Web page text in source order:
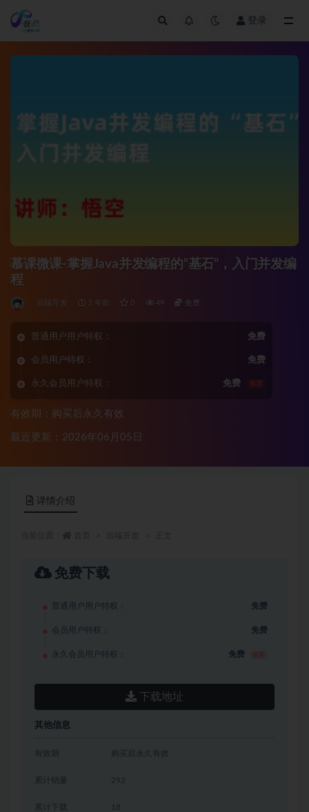
登录
慕课微课-掌握Java并发编程的“基石”，入门并发编
程
后端开发 3 年前 0 49 免费
普通用户用户特权： 免费
会员用户特权： 免费
永久会员用户特权： 免费 推荐
有效期：购买后永久有效
最近更新：2026年06月05日
详情介绍
免费下载
普通用户用户特权： 免费
会员用户特权： 免费
永久会员用户特权： 免费
下载地址
其他信息
有效期 购买后永久有效
累计销量 292
累计下载 18